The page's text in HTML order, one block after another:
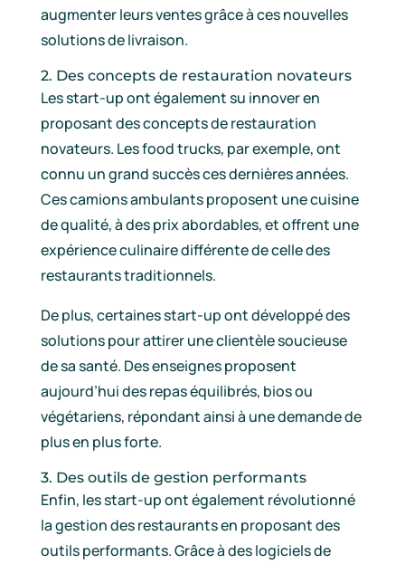
augmenter leurs ventes grâce à ces nouvelles
solutions de livraison.
2. Des concepts de restauration novateurs
Les start-up ont également su innover en
proposant des concepts de restauration
novateurs. Les food trucks, par exemple, ont
connu un grand succès ces dernières années.
Ces camions ambulants proposent une cuisine
de qualité, à des prix abordables, et offrent une
expérience culinaire différente de celle des
restaurants traditionnels.
De plus, certaines start-up ont développé des
solutions pour attirer une clientèle soucieuse
de sa santé. Des enseignes proposent
aujourd’hui des repas équilibrés, bios ou
végétariens, répondant ainsi à une demande de
plus en plus forte.
3. Des outils de gestion performants
Enfin, les start-up ont également révolutionné
la gestion des restaurants en proposant des
outils performants. Grâce à des logiciels de